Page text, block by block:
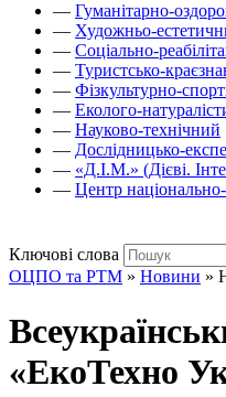
— Гуманітарно-
— Художньо-
— Соціально-
— Туристсько-
— Фізкультурно-
— Еколого-
— Науково-технічний
— Дослідницько-
— «Д.І.М.» (Дієві.
— Центр
Ключові слова
ОЦПО та РТМ » Новини »
«ЕкоТехно